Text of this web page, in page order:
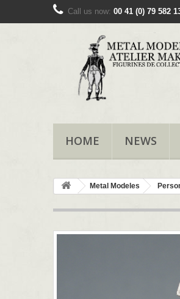
Call us now: 00 41 (0) 79 582
HOME NEWS
Metal Modeles